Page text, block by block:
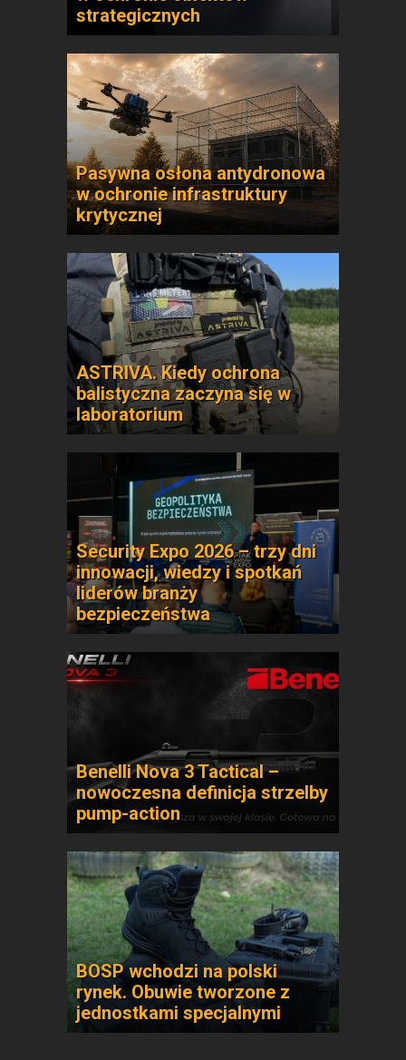
strategicznych
Pasywna osłona antydronowa
w ochronie infrastruktury
krytycznej
ASTRIVA. Kiedy ochrona
balistyczna zaczyna się w
laboratorium
Security Expo 2026 – trzy dni
innowacji, wiedzy i spotkań
liderów branży
bezpieczeństwa
Benelli Nova 3 Tactical –
nowoczesna definicja strzelby
pump-action
BOSP wchodzi na polski
rynek. Obuwie tworzone z
jednostkami specjalnymi